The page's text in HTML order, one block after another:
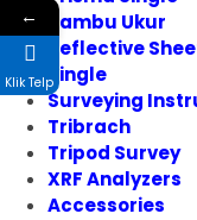
Rambu Ukur
Reflective
Single
Surveying
Tribrach
Tripod Survey
XRF Analyzers
Accessories
←
Klik Telp